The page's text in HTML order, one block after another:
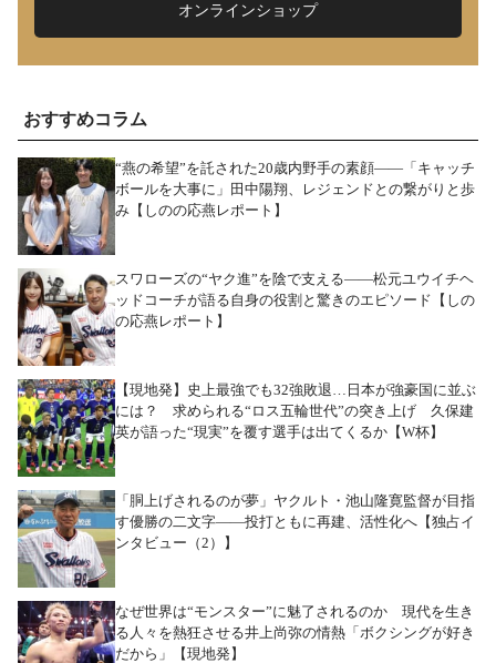
オンラインショップ
おすすめコラム
“燕の希望”を託された20歳内野手の素顔――「キャッチ
ボールを大事に」田中陽翔、レジェンドとの繋がりと歩
み【しのの応燕レポート】
スワローズの“ヤク進”を陰で支える――松元ユウイチヘ
ッドコーチが語る自身の役割と驚きのエピソード【しの
の応燕レポート】
【現地発】史上最強でも32強敗退…日本が強豪国に並ぶ
には？ 求められる“ロス五輪世代”の突き上げ 久保建
英が語った“現実”を覆す選手は出てくるか【W杯】
「胴上げされるのが夢」ヤクルト・池山隆寛監督が目指
す優勝の二文字――投打ともに再建、活性化へ【独占イ
ンタビュー（2）】
なぜ世界は“モンスター”に魅了されるのか 現代を生き
る人々を熱狂させる井上尚弥の情熱「ボクシングが好き
だから」【現地発】